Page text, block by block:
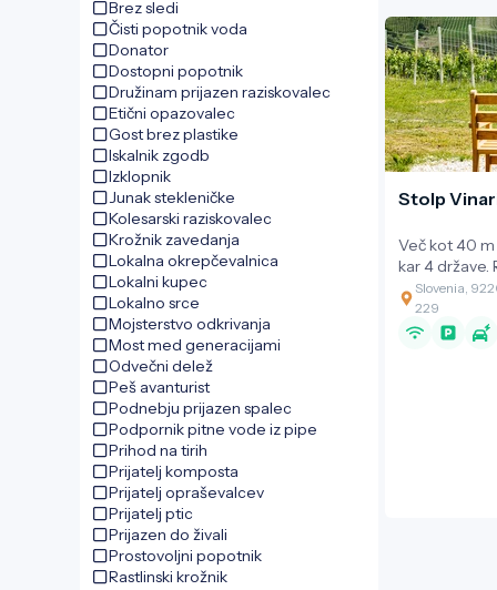
Brez sledi
Čisti popotnik voda
Donator
Dostopni popotnik
Družinam prijazen raziskovalec
Etični opazovalec
Gost brez plastike
Iskalnik zgodb
Izklopnik
Junak stekleničke
Kolesarski raziskovalec
Krožnik zavedanja
Lokalna okrepčevalnica
Lokalni kupec
Lokalno srce
Mojsterstvo odkrivanja
Most med generacijami
Odvečni delež
Peš avanturist
Podnebju prijazen spalec
Podpornik pitne vode iz pipe
Prihod na tirih
Prijatelj komposta
Prijatelj opraševalcev
Prijatelj ptic
Prijazen do živali
Prostovoljni popotnik
Rastlinski krožnik
izvedbo vseh
plesnih
za
V stavbi
galerijo
domačega
Preddverje
druge
nudi
doživetje.
Stolp
Več kot 40
kar 4 države.
Lendava je
360-
pokrajino, ki
Slovenia,
229